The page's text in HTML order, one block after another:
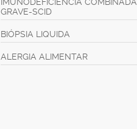
GRAVE-SCID
BIÓPSIA LIQUIDA
ALERGIA ALIMENTAR